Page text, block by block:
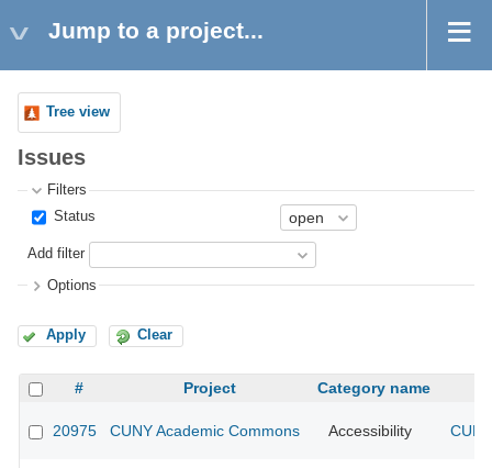
Jump to a project...
Tree view
Issues
Filters
Status
Add filter
Options
Apply Clear
# Project Category name
20975 CUNY Academic Commons Accessibility